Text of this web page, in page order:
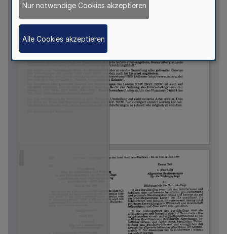
Nur notwendige Cookies akzeptieren
Alle Cookies akzeptieren